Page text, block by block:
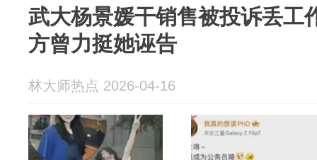
武大杨景媛干销售被投诉丢工
方曾力挺她诬告
林大师热点 2026-04-16